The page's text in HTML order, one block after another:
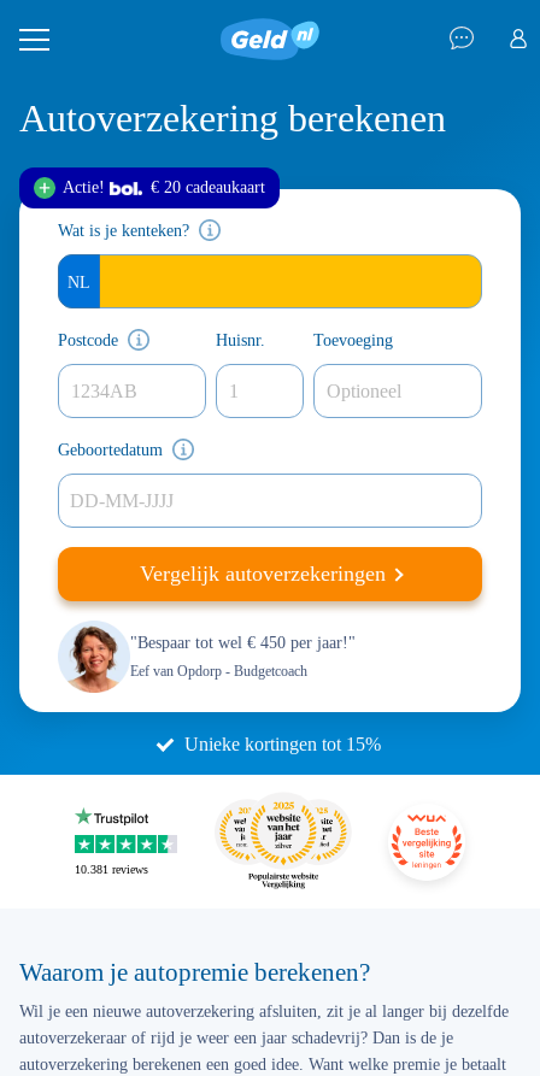
Autoverzekering berekenen
Actie! € 20 cadeaukaart
Wat is je kenteken?
Postcode Huisnr. Toevoeging
Geboortedatum
DD-MM-JJJJ
Vergelijk autoverzekeringen
"Bespaar tot wel € 450 per jaar!"
Eef van Opdorp - Budgetcoach
10.381 reviews
Waarom je autopremie berekenen?
Wil je een nieuwe autoverzekering afsluiten, zit je al langer bij dezelfde
autoverzekeraar of rijd je weer een jaar schadevrij? Dan is de je
autoverzekering berekenen een goed idee. Want welke premie je betaalt